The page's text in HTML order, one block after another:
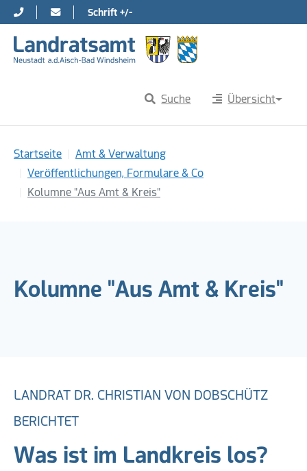
Direkt zur Hauptnavigation springen
Direkt zum Inhalt springen
Schrift +/-
Suche Übersicht
Startseite
Amt & Verwaltung
Veröffentlichungen, Formulare & Co
Kolumne "Aus Amt & Kreis"
Kolumne "Aus Amt & Kreis"
Was ist im Landkreis los?
LANDRAT DR. CHRISTIAN VON DOBSCHÜTZ
BERICHTET